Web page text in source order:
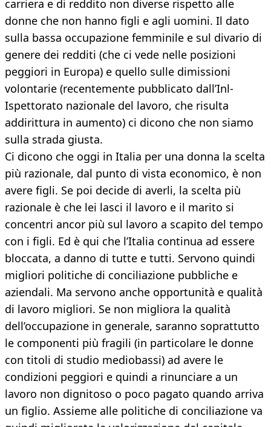
carriera e di reddito non diverse rispetto alle
donne che non hanno figli e agli uomini. Il dato
sulla bassa occupazione femminile e sul divario di
genere dei redditi (che ci vede nelle posizioni
peggiori in Europa) e quello sulle dimissioni
volontarie (recentemente pubblicato dall’Inl-
Ispettorato nazionale del lavoro, che risulta
addirittura in aumento) ci dicono che non siamo
sulla strada giusta.
Ci dicono che oggi in Italia per una donna la scelta
più razionale, dal punto di vista economico, è non
avere figli. Se poi decide di averli, la scelta più
razionale è che lei lasci il lavoro e il marito si
concentri ancor più sul lavoro a scapito del tempo
con i figli. Ed è qui che l’Italia continua ad essere
bloccata, a danno di tutte e tutti. Servono quindi
migliori politiche di conciliazione pubbliche e
aziendali. Ma servono anche opportunità e qualità
di lavoro migliori. Se non migliora la qualità
dell’occupazione in generale, saranno soprattutto
le componenti più fragili (in particolare le donne
con titoli di studio mediobassi) ad avere le
condizioni peggiori e quindi a rinunciare a un
lavoro non dignitoso o poco pagato quando arriva
un figlio. Assieme alle politiche di conciliazione va